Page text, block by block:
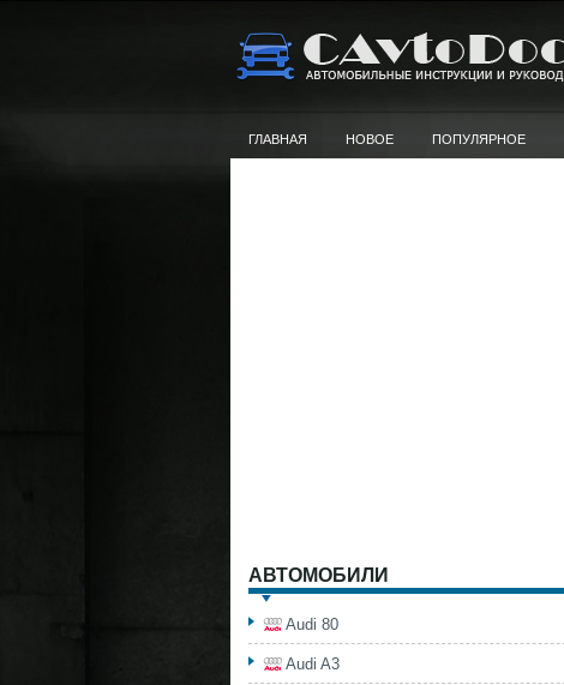
ГЛАВНАЯ НОВОЕ ПОПУЛЯРНОЕ
АВТОМОБИЛИ
Audi 80
Audi A3